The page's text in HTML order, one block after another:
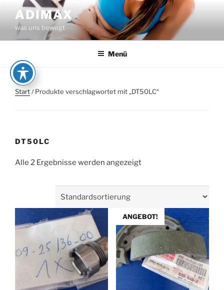
Inhalt
springen
ADIMAX
was uns bewegt
Menü
Start/ Produkte verschlagwortet mit „DT50LC“
DT50LC
Alle 2 Ergebnisse werden angezeigt
ANGEBOT!